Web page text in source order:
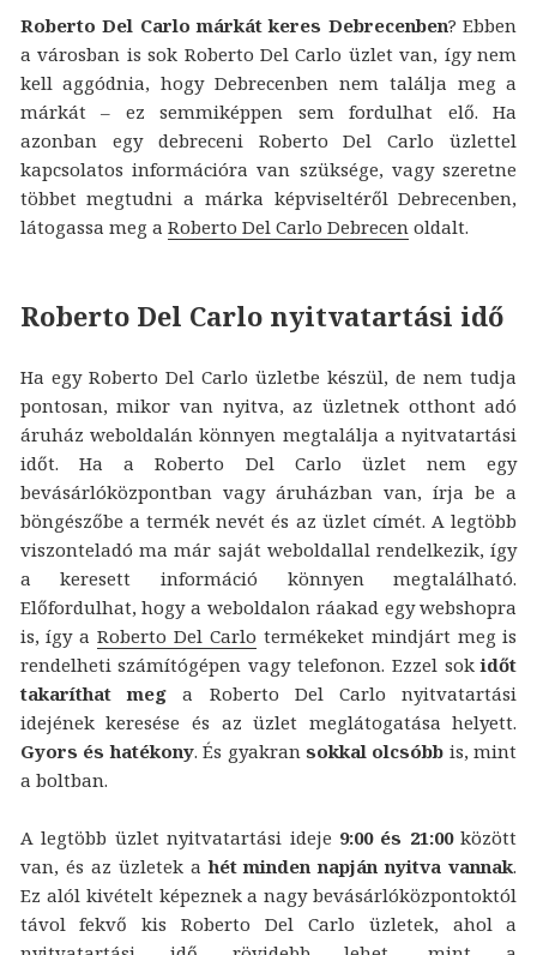
Roberto Del Carlo márkát keres Debrecenben? Ebben
a városban is sok Roberto Del Carlo üzlet van, így nem
kell aggódnia, hogy Debrecenben nem találja meg a
márkát – ez semmiképpen sem fordulhat elő. Ha
azonban egy debreceni Roberto Del Carlo üzlettel
kapcsolatos információra van szüksége, vagy szeretne
többet megtudni a márka képviseltéről Debrecenben,
látogassa meg a Roberto Del Carlo Debrecen oldalt.
Roberto Del Carlo nyitvatartási idő
Ha egy Roberto Del Carlo üzletbe készül, de nem tudja
pontosan, mikor van nyitva, az üzletnek otthont adó
áruház weboldalán könnyen megtalálja a nyitvatartási
időt. Ha a Roberto Del Carlo üzlet nem egy
bevásárlóközpontban vagy áruházban van, írja be a
böngészőbe a termék nevét és az üzlet címét. A legtöbb
viszonteladó ma már saját weboldallal rendelkezik, így
a keresett információ könnyen megtalálható.
Előfordulhat, hogy a weboldalon ráakad egy webshopra
is, így aRoberto Del Carlo termékeket mindjárt meg is
rendelheti számítógépen vagy telefonon. Ezzel sokidőt
takaríthat mega Roberto Del Carlo nyitvatartási
idejének keresése és az üzlet meglátogatása helyett.
Gyors és hatékony. És gyakran sokkal olcsóbb is, mint
a boltban.
A legtöbb üzlet nyitvatartási ideje 9:00 és 21:00között
van, és az üzletek ahét minden napján nyitva vannak.
Ez alól kivételt képeznek a nagy bevásárlóközpontoktól
távol fekvő kis Roberto Del Carlo üzletek, ahol a